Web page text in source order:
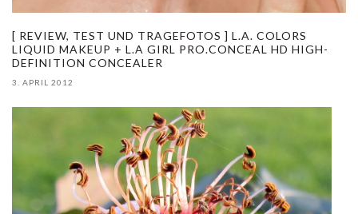
[ REVIEW, TEST UND TRAGEFOTOS ] L.A. COLORS
LIQUID MAKEUP + L.A GIRL PRO.CONCEAL HD HIGH-
DEFINITION CONCEALER
3. APRIL 2012